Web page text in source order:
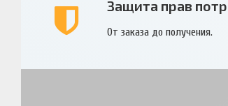
Защита прав
От заказа до получения.